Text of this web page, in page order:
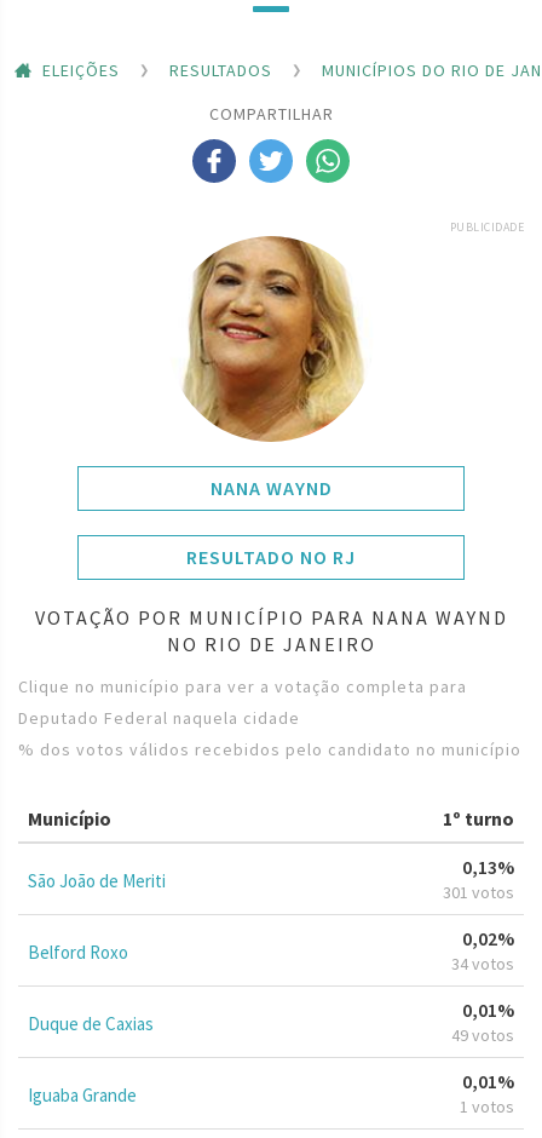
ELEIÇÕES RESULTADOS
MUNICÍPIOS DO RIO DE
COMPARTILHAR
PUBLICIDADE
NANA WAYND
RESULTADO NO RJ
VOTAÇÃO POR MUNICÍPIO PARA NANA WAYND
NO RIO DE JANEIRO
Clique no município para ver a votação completa para
Deputado Federal naquela cidade
% dos votos válidos recebidos pelo candidato no município
Município 1º turno
São João de Meriti
0,13%
301 votos
Belford Roxo
0,02%
34 votos
Duque de Caxias
0,01%
49 votos
Iguaba Grande
0,01%
1 votos